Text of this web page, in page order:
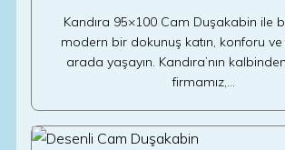
Kandıra 95×100 Cam Duşakabin ile
modern bir dokunuş katın, konforu
arada yaşayın. Kandıra’nın
firmamız,…